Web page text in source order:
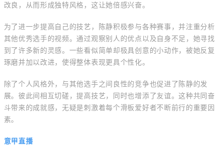
改良，从而形成独特风格，这让她倍感兴奋。
为了进一步提高自己的技艺，陈静积极参与各种赛事，并注重分析
其他优秀选手的视频。通过观察别人的优点以及自身不足，她寻找
到了许多新的灵感。一些看似简单却极具创意的小动作，被她反复
琢磨并加以改进，使得整体表现更具个性化。
除了个人风格外，与其他选手之间良性的竞争也促进了陈静的发
展。彼此间相互切磋，提高技艺，同时也增添了友谊。这种共同奋
斗带来的成就感，无疑是刺激着每个滑板爱好者不断前行的重要因
素。
意甲直播